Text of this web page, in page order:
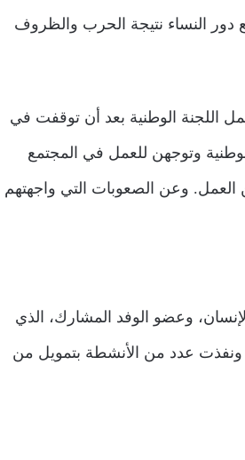
دور النساء نتيجة الحرب والظروف
اللجنة الوطنية بعد أن توقفت في
الوطنية وتوجهن للعمل في المجتمع
من العمل. وعن الصعوبات التي واجهتهم
وعضو الوفد المشارك، الذي
ونفذت عدد من الأنشطة بتمويل من